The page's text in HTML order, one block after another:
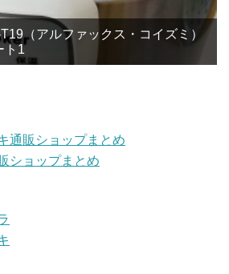
（アルファックス・コイズミ）
ト1
通販ショップまとめ
ショップまとめ